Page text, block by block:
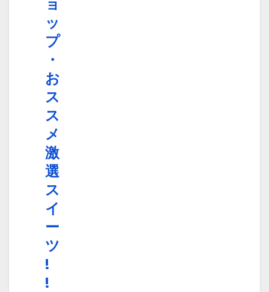
ョ
ッ
プ
・
お
ス
ス
メ
激
選
ス
イ
ー
ツ
!
!